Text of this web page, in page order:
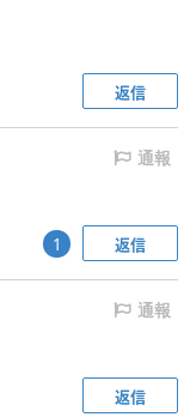
返信
通報
返信
1
通報
返信